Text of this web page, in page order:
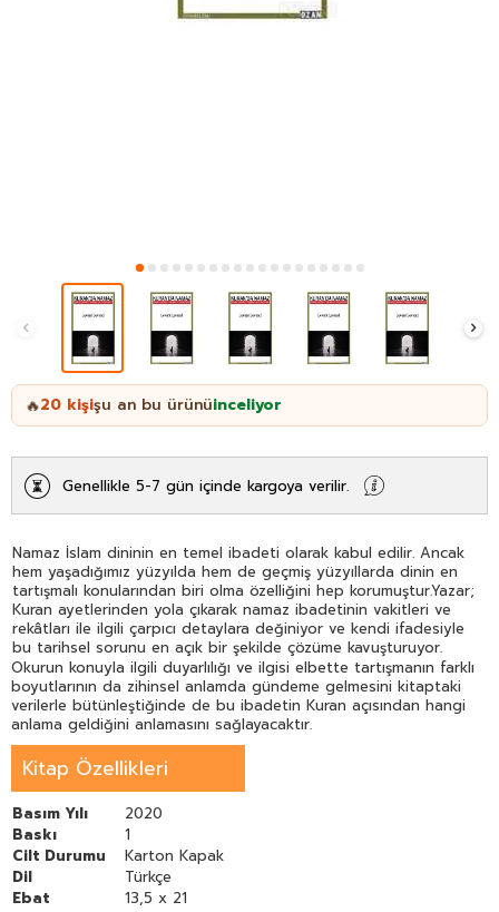
🔥20 kişişu an bu ürünüinceliyor
Genellikle 5-7 gün içinde kargoya verilir.
Namaz İslam dininin en temel ibadeti olarak kabul edilir. Ancak
hem yaşadığımız yüzyılda hem de geçmiş yüzyıllarda dinin en
tartışmalı konularından biri olma özelliğini hep korumuştur.Yazar;
Kuran ayetlerinden yola çıkarak namaz ibadetinin vakitleri ve
rekâtları ile ilgili çarpıcı detaylara değiniyor ve kendi ifadesiyle
bu tarihsel sorunu en açık bir şekilde çözüme kavuşturuyor.
Okurun konuyla ilgili duyarlılığı ve ilgisi elbette tartışmanın farklı
boyutlarının da zihinsel anlamda gündeme gelmesini kitaptaki
verilerle bütünleştiğinde de bu ibadetin Kuran açısından hangi
anlama geldiğini anlamasını sağlayacaktır.
Kitap Özellikleri
Basım Yılı
2020
Baskı
1
Cilt Durumu
Karton Kapak
Dil
Türkçe
Ebat
13,5 x 21